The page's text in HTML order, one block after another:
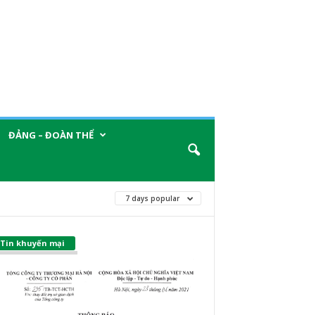
ĐẢNG – ĐOÀN THỂ
7 days popular
Tin khuyến mại